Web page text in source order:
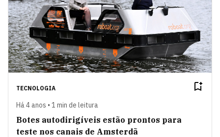
TECNOLOGIA
Há 4 anos • 1 min de leitura
Botes autodirigíveis estão prontos para
teste nos canais de Amsterdã